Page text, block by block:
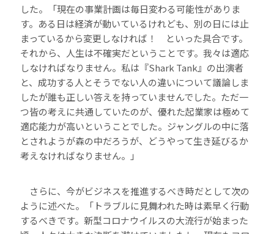
した。「現在の事業計画は毎日変わる可能性がありま
す。ある日は経済が動いているけれども、別の日には止
まっているから変更しなければ！ といった具合です。
それから、人生は不確実だということです。我々は適応
しなければなりません。私は『Shark Tank』の出演者
と、成功する人とそうでない人の違いについて議論しま
したが誰も正しい答えを持っていませんでした。ただ一
つ皆の考えに共通していたのが、優れた起業家は極めて
適応能力が高いということでした。ジャングルの中に落
とされようが森の中だろうが、どうやって生き延びるか
考えなければなりません。」
さらに、今がビジネスを推進するべき時だとして次の
ように述べた。「トラブルに見舞われた時は素早く行動
するべきです。新型コロナウイルスの大流行が始まった